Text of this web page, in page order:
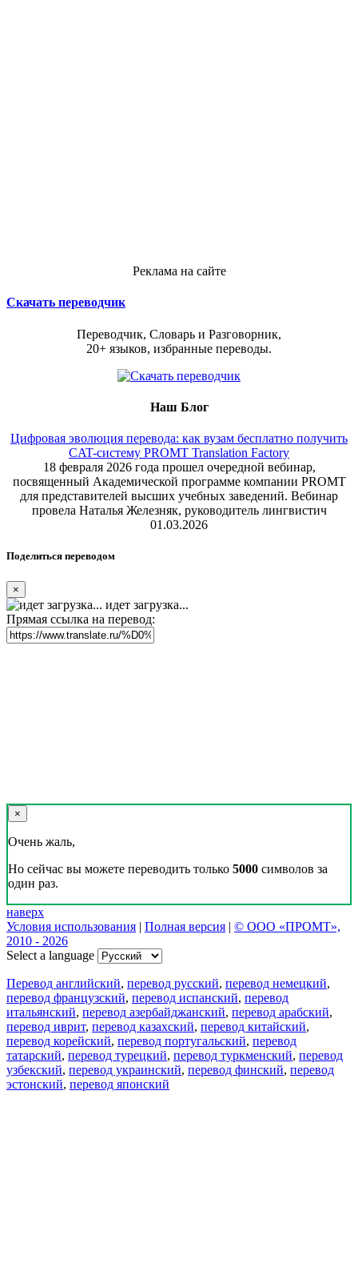
Реклама на сайте
Скачать переводчик
Переводчик, Словарь и Разговорник,
20+ языков, избранные переводы.
Наш Блог
Цифровая эволюция перевода: как вузам бесплатно получить
CAT-систему PROMT Translation Factory
18 февраля 2026 года прошел очередной вебинар,
посвященный Академической программе компании PROMT
для представителей высших учебных заведений. Вебинар
провела Наталья Железняк, руководитель лингвистич
01.03.2026
Поделиться переводом
×
идет загрузка...
Прямая ссылка на перевод:
×
Очень жаль,
Но сейчас вы можете переводить только 5000 символов за
один раз.
наверх
Условия использования | Полная версия | © ООО «ПРОМТ»,
2010 - 2026
Select a language
Перевод английский, перевод русский, перевод немецкий,
перевод французский, перевод испанский, перевод
итальянский, перевод азербайджанский, перевод арабский,
перевод иврит, перевод казахский, перевод китайский,
перевод корейский, перевод португальский, перевод
татарский, перевод турецкий, перевод туркменский, перевод
узбекский, перевод украинский, перевод финский, перевод
эстонский, перевод японский